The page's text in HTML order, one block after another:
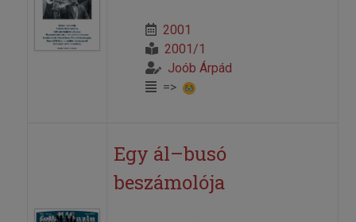
2001
2001/1
Joób Árpád
=>
Egy ál–busó
beszámolója